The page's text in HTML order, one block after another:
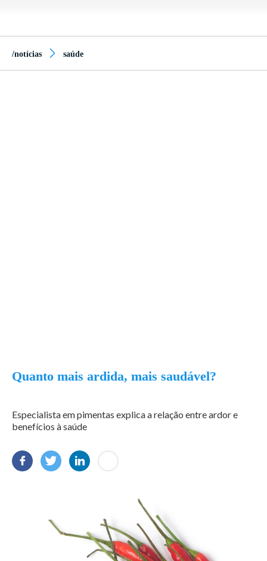
/notícias saúde
Quanto mais ardida, mais saudável?
Especialista em pimentas explica a relação entre ardor e
benefícios à saúde